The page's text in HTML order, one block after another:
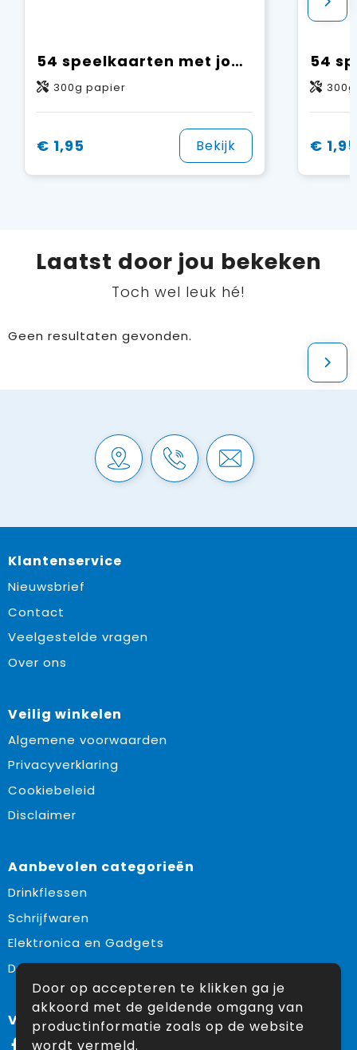
54 speelkaarten met jouw design aan één zijde
300g papier
€ 1,95 Bekijk € 1,95
Laatst door jou bekeken
Toch wel leuk hé!
Geen resultaten gevonden.
Klantenservice
Nieuwsbrief
Contact
Veelgestelde vragen
Over ons
Veilig winkelen
Algemene voorwaarden
Privacyverklaring
Cookiebeleid
Disclaimer
Aanbevolen categorieën
Drinkflessen
Schrijfwaren
Elektronica en Gadgets
Draagtassen
Volg ons op:
Facebook
Door op accepteren te klikken ga je
akkoord met de geldende omgang van
productinformatie zoals op de website
wordt vermeld.